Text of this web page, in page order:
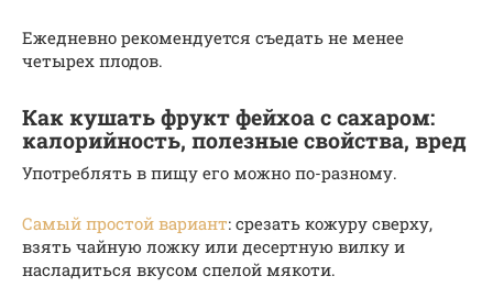
Ежедневно рекомендуется съедать не менее
четырех плодов.
Как кушать фрукт фейхоа с сахаром:
калорийность, полезные свойства, вред
Употреблять в пищу его можно по-разному.
Самый простой вариант: срезать кожуру сверху,
взять чайную ложку или десертную вилку и
насладиться вкусом спелой мякоти.